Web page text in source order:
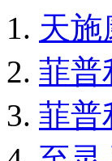
天施
菲普
菲普